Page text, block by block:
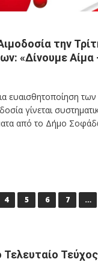
την
«Δίνουμε Αίμα
ευαισθητοποίηση
γίνεται
από το Δήμο
4 5 6 7 …
Τεύχος